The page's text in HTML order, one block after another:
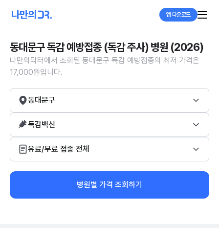
앱 다운로드
동대문구 독감 예방접종 (독감 주사) 병원 (2026)
나만의닥터에서 조회된 동대문구 독감 예방접종의 최저 가격은
17,000원입니다.
동대문구
독감백신
유료/무료 접종 전체
병원별 가격 조회하기